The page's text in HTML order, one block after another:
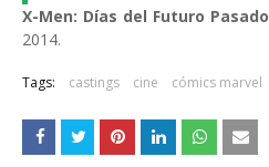
X-Men: Días del Futuro Pasado
2014.
Tags: castings cine cómics marvel